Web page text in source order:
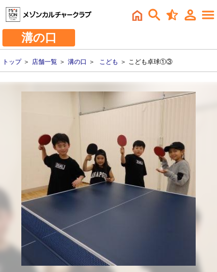
溝の口
トップ＞ 店舗一覧 ＞ 溝の口 ＞ こども ＞ こども卓球①③